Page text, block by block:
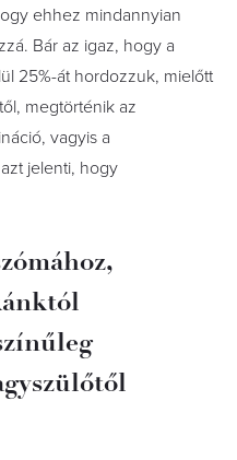
ehhez mindannyian
Bár az igaz, hogy a
25%-át hordozzuk, mielőtt
megtörténik az
vagyis a
jelenti, hogy